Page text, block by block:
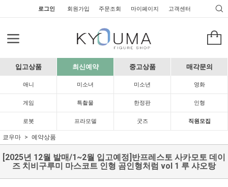
로그인 회원가입 주문조회 마이페이지 고객센터
입고상품 최신예약 중고상품 매각문의
애니 미소녀 미소년 영화
게임 특촬물 한정판 인형
로봇 프라모델 굿즈 직원모집
쿄우마 예약상품
[2025년 12월 발매/1~2월 입고예정]반프레스토 사카모토 데이
즈 치비구루미 마스코트 인형 곰인형처럼 vol 1 루 샤오탕